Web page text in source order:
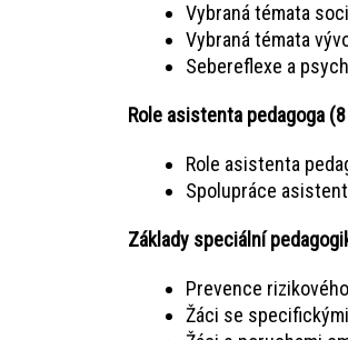
Vybraná témata
Vybraná témata
Sebereflexe a
Role asistenta pedagoga
Role asistenta
Spolupráce
Základy speciální
Prevence
Žáci se